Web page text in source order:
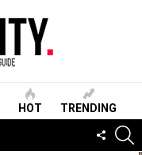
HOT TRENDING